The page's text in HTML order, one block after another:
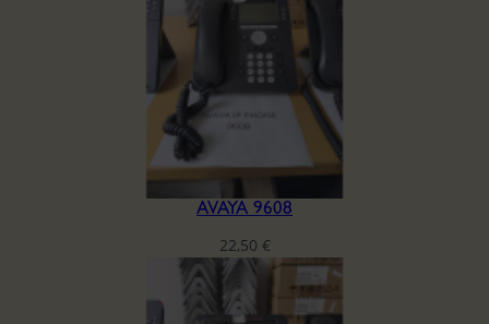
AVAYA 9608
22,50 €